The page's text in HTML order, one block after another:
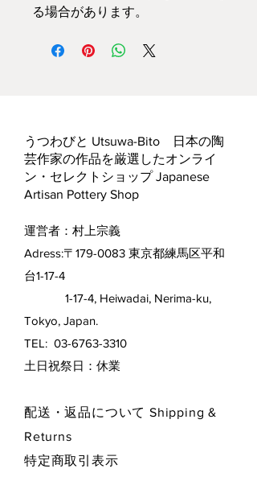
る場合があります。
うつわびと Utsuwa-Bito 日本の陶
芸作家の作品を厳選したオンライ
ン・セレクトショップ Japanese
Artisan Pottery Shop
運営者：村上宗義
Adress:〒179-0083 東京都練馬区平和
台1-17-4
1-17-4, Heiwadai, Nerima-ku,
Tokyo, Japan.
TEL: 03-6763-3310
​土日祝祭日：休業
配送・返品について Shipping &
Returns
特定商取引表示